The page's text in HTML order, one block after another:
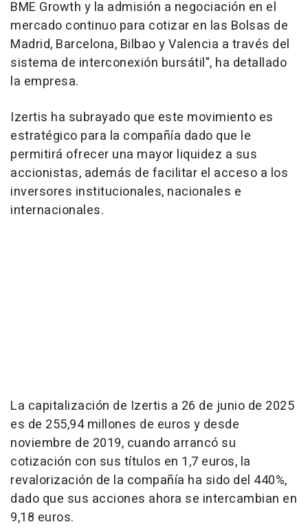
BME Growth y la admisión a negociación en el
mercado continuo para cotizar en las Bolsas de
Madrid, Barcelona, Bilbao y Valencia a través del
sistema de interconexión bursátil", ha detallado
la empresa.
Izertis ha subrayado que este movimiento es
estratégico para la compañía dado que le
permitirá ofrecer una mayor liquidez a sus
accionistas, además de facilitar el acceso a los
inversores institucionales, nacionales e
internacionales.
La capitalización de Izertis a 26 de junio de 2025
es de 255,94 millones de euros y desde
noviembre de 2019, cuando arrancó su
cotización con sus títulos en 1,7 euros, la
revalorización de la compañía ha sido del 440%,
dado que sus acciones ahora se intercambian en
9,18 euros.